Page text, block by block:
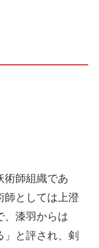
術師組織であ
師としては上澄
、漆羽からは
」と評され、剣